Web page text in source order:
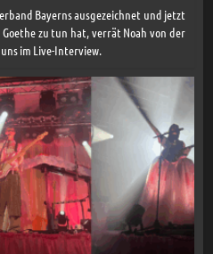
Bayerns ausgezeichnet und jetzt
zu tun hat, verrät Noah von der
im Live-Interview.